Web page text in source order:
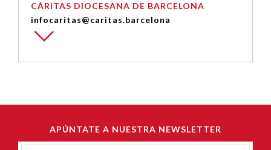
CÁRITAS DIOCESANA DE BARCELONA
infocaritas@caritas.barcelona
APÚNTATE A NUESTRA NEWSLETTER